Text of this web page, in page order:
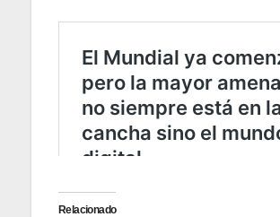
Relacionado